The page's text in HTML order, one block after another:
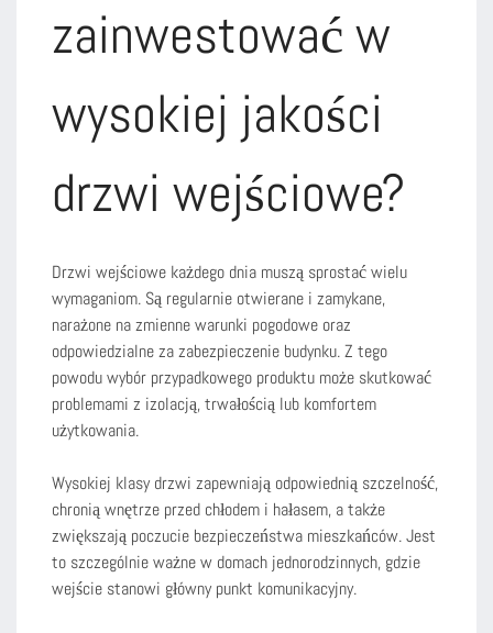
zainwestować w
wysokiej jakości
drzwi wejściowe?
Drzwi wejściowe każdego dnia muszą sprostać wielu
wymaganiom. Są regularnie otwierane i zamykane,
narażone na zmienne warunki pogodowe oraz
odpowiedzialne za zabezpieczenie budynku. Z tego
powodu wybór przypadkowego produktu może skutkować
problemami z izolacją, trwałością lub komfortem
użytkowania.
Wysokiej klasy drzwi zapewniają odpowiednią szczelność,
chronią wnętrze przed chłodem i hałasem, a także
zwiększają poczucie bezpieczeństwa mieszkańców. Jest
to szczególnie ważne w domach jednorodzinnych, gdzie
wejście stanowi główny punkt komunikacyjny.